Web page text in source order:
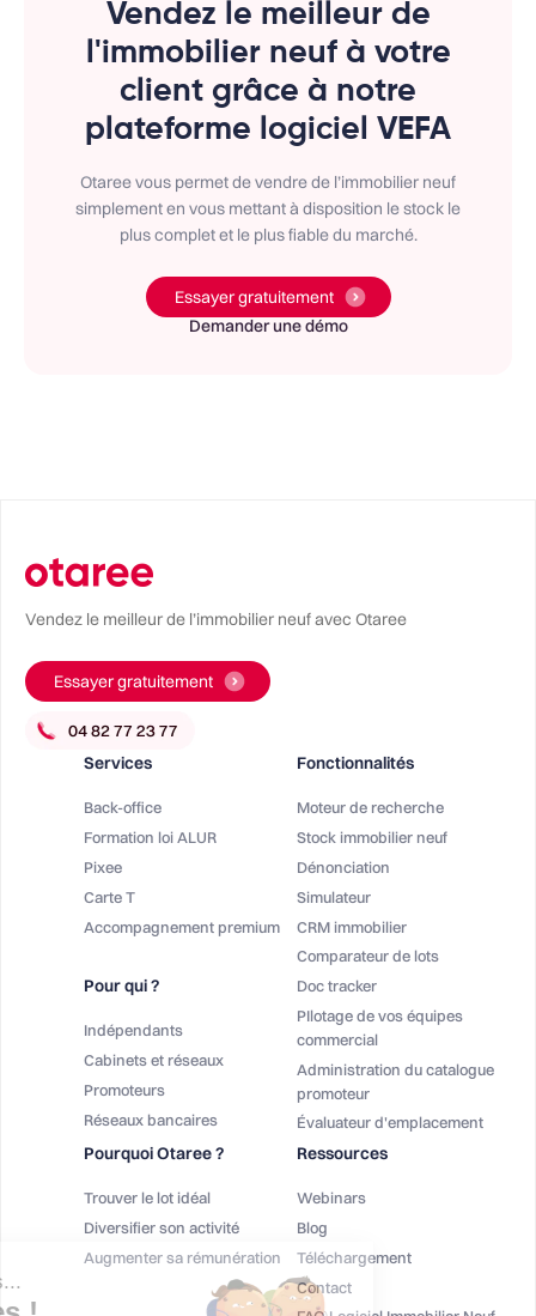
Vendez le meilleur de
l'immobilier neuf à votre
client grâce à notre
plateforme logiciel VEFA
Otaree vous permet de vendre de l’immobilier neuf
simplement en vous mettant à disposition le stock le
plus complet et le plus fiable du marché.
Essayer gratuitement
Demander une démo
Vendez le meilleur de l’immobilier neuf avec Otaree
Essayer gratuitement
Services
Back-office
Formation loi ALUR
Pixee
Carte T
Accompagnement premium
Pour qui ?
Indépendants
Cabinets et réseaux
Promoteurs
Réseaux bancaires
Fonctionnalités
Moteur de recherche
Stock immobilier neuf
Dénonciation
Simulateur
CRM immobilier
Comparateur de lots
Doc tracker
PIlotage de vos équipes
commercial
Administration du catalogue
promoteur
Évaluateur d'emplacement
Pourquoi Otaree ?
Trouver le lot idéal
Diversifier son activité
Augmenter sa rémunération
Ressources
Webinars
Blog
Téléchargement
Contact